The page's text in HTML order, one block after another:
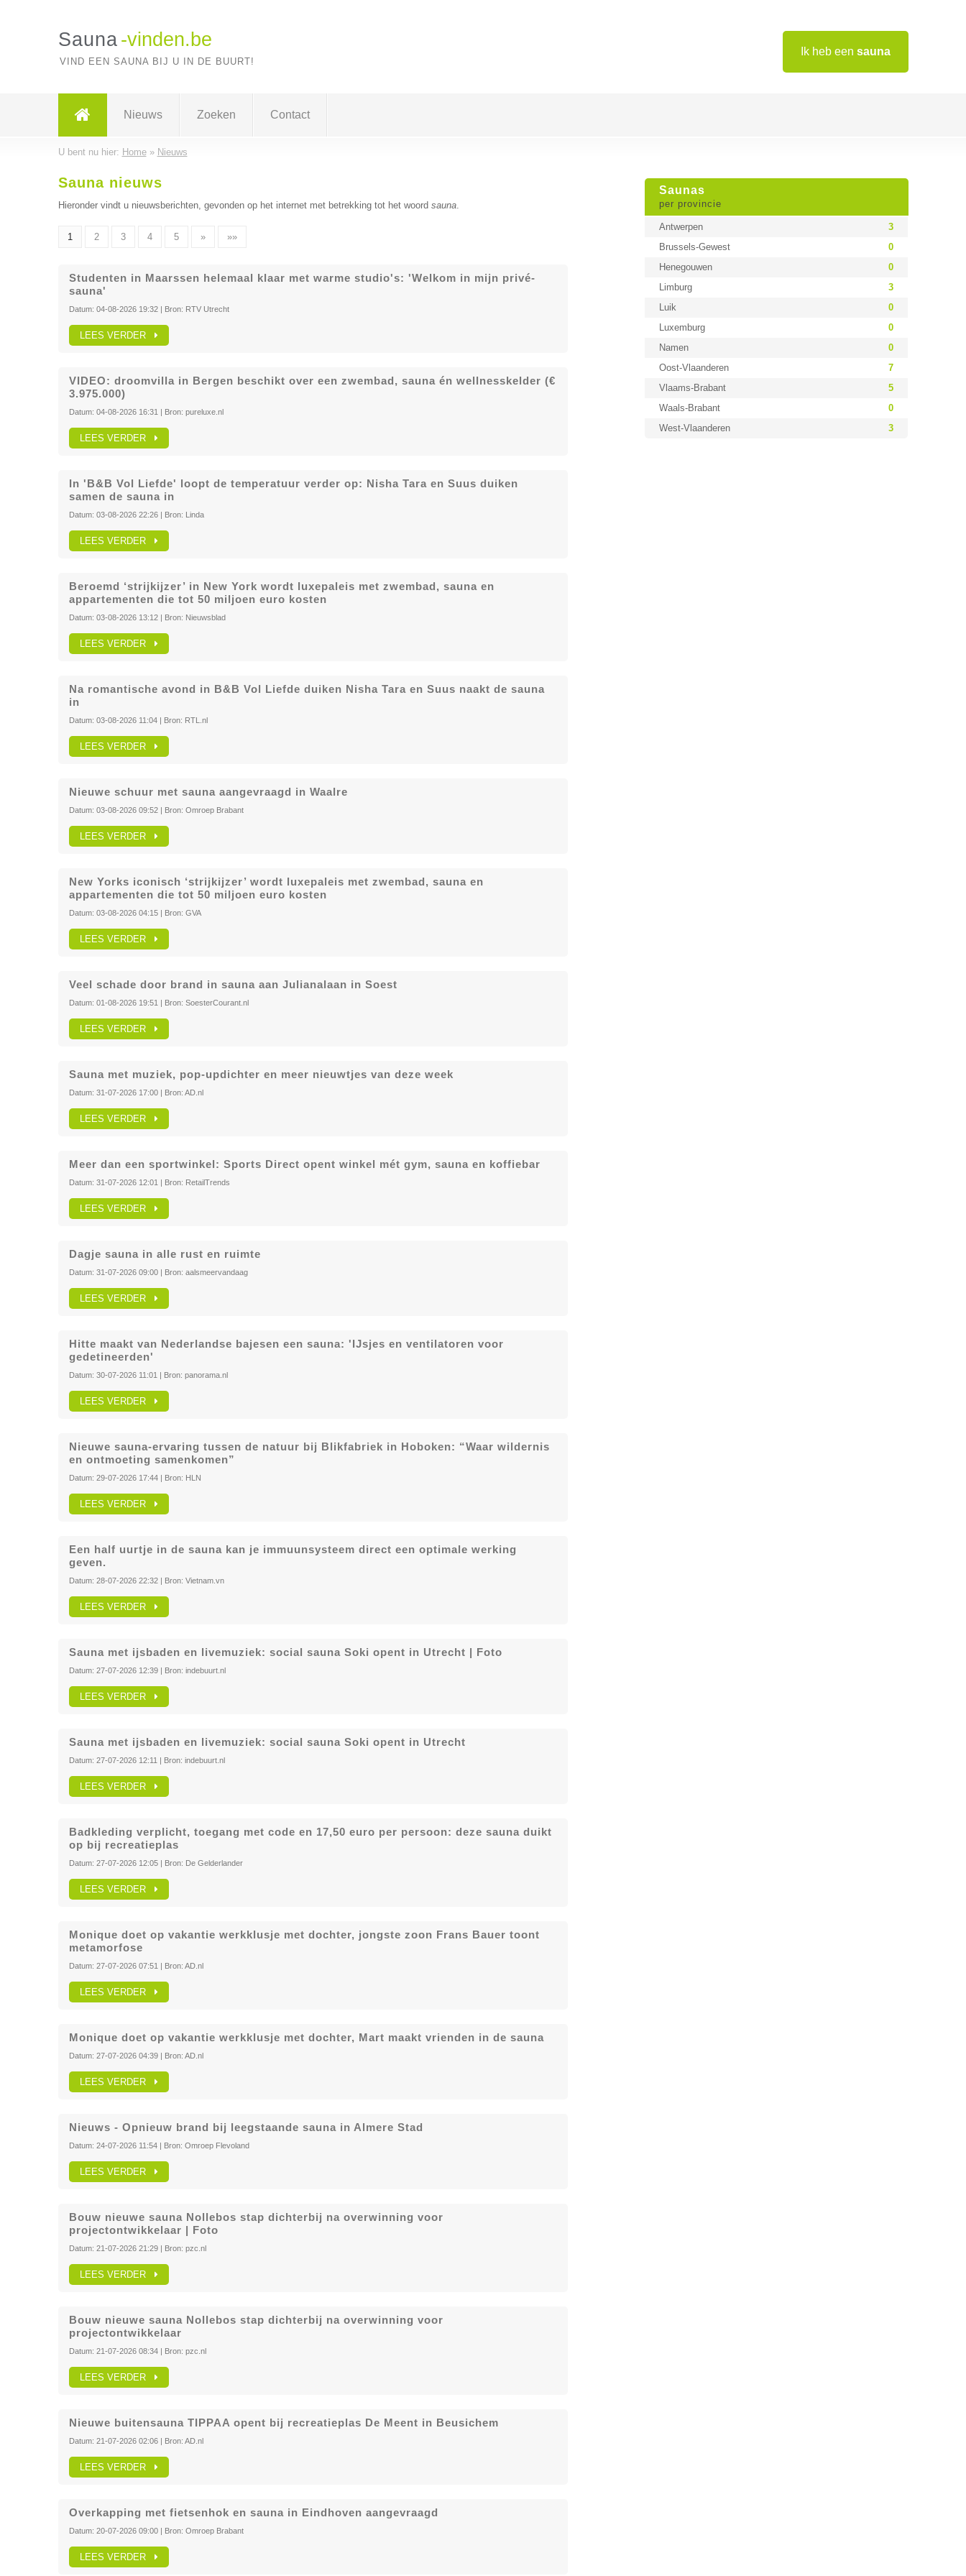
Ik heb een sauna
Sauna -vinden.be
VIND EEN SAUNA BIJ U IN DE BUURT!
Nieuws Zoeken Contact
U bent nu hier: Home» Nieuws
Saunas
per provincie
Antwerpen
3
Brussels-Gewest
0
Henegouwen
0
Limburg
3
Luik
0
Luxemburg
0
Namen
0
Oost-Vlaanderen
7
Vlaams-Brabant
5
Waals-Brabant
0
West-Vlaanderen
3
Sauna nieuws
Hieronder vindt u nieuwsberichten, gevonden op het internet met betrekking tot het woord sauna.
1 2 3 4 5 » »»
Studenten in Maarssen helemaal klaar met warme studio's: 'Welkom in mijn privé-
sauna'
Datum: 04-08-2026 19:32| Bron: RTV Utrecht
LEES VERDER
VIDEO: droomvilla in Bergen beschikt over een zwembad, sauna én wellnesskelder (€
3.975.000)
Datum: 04-08-2026 16:31 | Bron: pureluxe.nl
LEES VERDER
In 'B&B Vol Liefde' loopt de temperatuur verder op: Nisha Tara en Suus duiken
samen de sauna in
Datum: 03-08-2026 22:26| Bron: Linda
LEES VERDER
Beroemd ‘strijkijzer’ in New York wordt luxepaleis met zwembad, sauna en
appartementen die tot 50 miljoen euro kosten
Datum: 03-08-2026 13:12| Bron: Nieuwsblad
LEES VERDER
Na romantische avond in B&B Vol Liefde duiken Nisha Tara en Suus naakt de sauna
in
Datum: 03-08-2026 11:04| Bron: RTL.nl
LEES VERDER
Nieuwe schuur met sauna aangevraagd in Waalre
Datum: 03-08-2026 09:52| Bron: Omroep Brabant
LEES VERDER
New Yorks iconisch ‘strijkijzer’ wordt luxepaleis met zwembad, sauna en
appartementen die tot 50 miljoen euro kosten
Datum: 03-08-2026 04:15| Bron: GVA
LEES VERDER
Veel schade door brand in sauna aan Julianalaan in Soest
Datum: 01-08-2026 19:51 | Bron: SoesterCourant.nl
LEES VERDER
Sauna met muziek, pop-updichter en meer nieuwtjes van deze week
Datum: 31-07-2026 17:00| Bron: AD.nl
LEES VERDER
Meer dan een sportwinkel: Sports Direct opent winkel mét gym, sauna en koffiebar
Datum: 31-07-2026 12:01 | Bron: RetailTrends
LEES VERDER
Dagje sauna in alle rust en ruimte
Datum: 31-07-2026 09:00| Bron: aalsmeervandaag
LEES VERDER
Hitte maakt van Nederlandse bajesen een sauna: 'IJsjes en ventilatoren voor
gedetineerden'
Datum: 30-07-2026 11:01 | Bron: panorama.nl
LEES VERDER
Nieuwe sauna-ervaring tussen de natuur bij Blikfabriek in Hoboken: “Waar wildernis
en ontmoeting samenkomen”
Datum: 29-07-2026 17:44| Bron: HLN
LEES VERDER
Een half uurtje in de sauna kan je immuunsysteem direct een optimale werking
geven.
Datum: 28-07-2026 22:32| Bron: Vietnam.vn
LEES VERDER
Sauna met ijsbaden en livemuziek: social sauna Soki opent in Utrecht | Foto
Datum: 27-07-2026 12:39| Bron: indebuurt.nl
LEES VERDER
Sauna met ijsbaden en livemuziek: social sauna Soki opent in Utrecht
Datum: 27-07-2026 12:11 | Bron: indebuurt.nl
LEES VERDER
Badkleding verplicht, toegang met code en 17,50 euro per persoon: deze sauna duikt
op bij recreatieplas
Datum: 27-07-2026 12:05| Bron: De Gelderlander
LEES VERDER
Monique doet op vakantie werkklusje met dochter, jongste zoon Frans Bauer toont
metamorfose
Datum: 27-07-2026 07:51 | Bron: AD.nl
LEES VERDER
Monique doet op vakantie werkklusje met dochter, Mart maakt vrienden in de sauna
Datum: 27-07-2026 04:39| Bron: AD.nl
LEES VERDER
Nieuws - Opnieuw brand bij leegstaande sauna in Almere Stad
Datum: 24-07-2026 11:54| Bron: Omroep Flevoland
LEES VERDER
Bouw nieuwe sauna Nollebos stap dichterbij na overwinning voor
projectontwikkelaar | Foto
Datum: 21-07-2026 21:29| Bron: pzc.nl
LEES VERDER
Bouw nieuwe sauna Nollebos stap dichterbij na overwinning voor
projectontwikkelaar
Datum: 21-07-2026 08:34| Bron: pzc.nl
LEES VERDER
Nieuwe buitensauna TIPPAA opent bij recreatieplas De Meent in Beusichem
Datum: 21-07-2026 02:06| Bron: AD.nl
LEES VERDER
Overkapping met fietsenhok en sauna in Eindhoven aangevraagd
Datum: 20-07-2026 09:00| Bron: Omroep Brabant
LEES VERDER